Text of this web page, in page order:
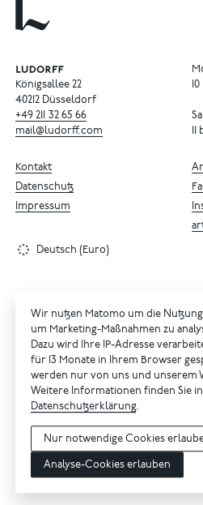
Königsallee 22
40212 Düsseldorf
+49 211 32 65 66
mail@ludorff.com
Kontakt
Datenschutz
Impressum
Deutsch (Euro)
Wir nutzen Matomo um die
um Marketing-Maßnahmen zu
Dazu wird Ihre IP-Adresse
für 13 Monate in Ihrem Browser
werden nur von uns und unserem
Weitere Informationen finden Sie
Datenschutzerklärung.
Nur notwendige Cookies
Analyse-Cookies erlauben